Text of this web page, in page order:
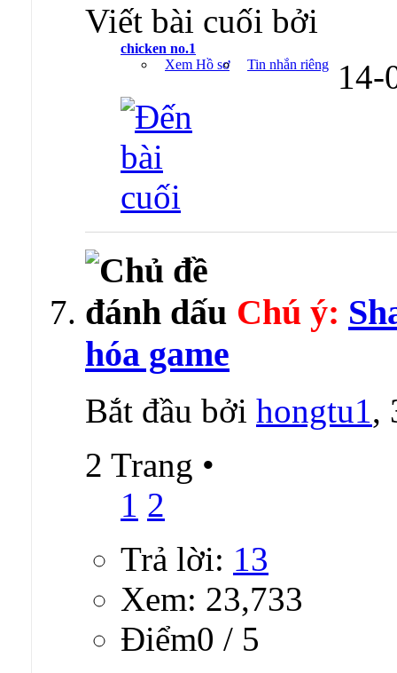
Viết bài cuối bởi
chicken no.1
Xem Hồ sơ
Tin nhắn riêng
Chú ý:
hóa game
Bắt đầu bởi hongtu1,
2 Trang •
1 2
Trả lời: 13
Xem: 23,733
Ðiểm0 / 5